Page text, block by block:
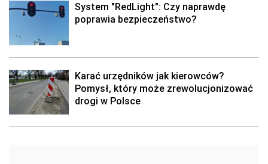
System "RedLight": Czy naprawdę
poprawia bezpieczeństwo?
Karać urzędników jak kierowców?
Pomysł, który może zrewolucjonizować
drogi w Polsce